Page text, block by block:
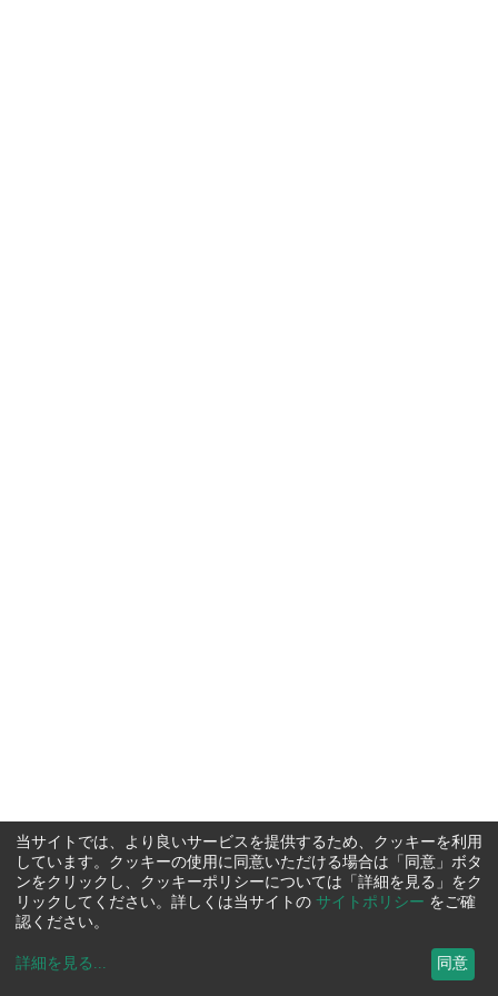
当サイトでは、より良いサービスを提供するため、クッキーを利用
しています。クッキーの使用に同意いただける場合は「同意」ボタ
ンをクリックし、クッキーポリシーについては「詳細を見る」をク
リックしてください。詳しくは当サイトの サイトポリシー をご確
認ください。
詳細を見る ... 同意